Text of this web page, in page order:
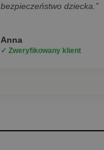
bezpieczeństwo dziecka.”
Anna
✓ Zweryfikowany klient